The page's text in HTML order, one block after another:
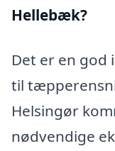
Hellebæk?
Det er en god
til
Helsingør
nødvendige